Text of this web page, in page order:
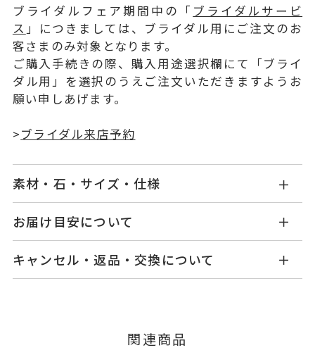
ブライダルフェア期間中の「 ブライダルサービ
ス 」につきましては、ブライダル用にご注文のお
客さまのみ対象となります。
ご購入手続きの際、購入用途選択欄にて「ブライ
ダル用」を選択のうえご注文いただきますようお
願い申しあげます。
>ブライダル来店予約
素材・石・サイズ・仕様
品番
KW1217W001WDMM
素材
Pt900
石
ダイヤモンド 0.06ct
サイズ直し #7以上 は+2、-1まで
お届け目安について
てご案内いたします。
詳しくはこちら
キャンセル・返品・交換について
ージの購入履歴一覧よりご注文状況をご確認いた
関連商品